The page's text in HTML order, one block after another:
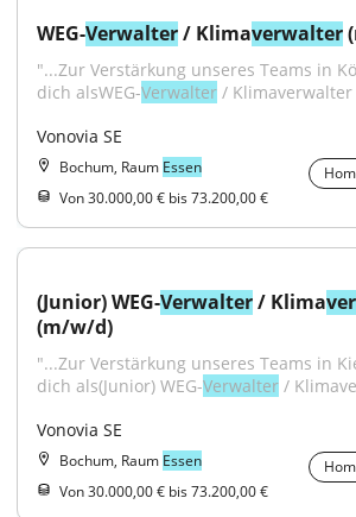
WEG-Verwalter / Klimaverwalter
"...Zur Verstärkung unseres Teams in
dich alsWEG-Verwalter /
Vonovia SE
Bochum, Raum Essen
Von 30.000,00 € bis 73.200,00 €
(Junior) WEG-Verwalter / Klima
(m/w/d)
"...Zur Verstärkung unseres Teams in
dich als(Junior) WEG-Verwalter /
Vonovia SE
Bochum, Raum Essen
Von 30.000,00 € bis 73.200,00 €